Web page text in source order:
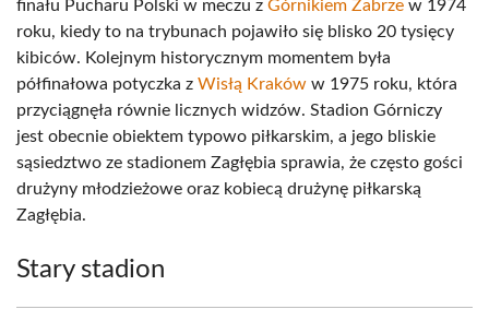
finału Pucharu Polski w meczu z Górnikiem Zabrze w 1974
roku, kiedy to na trybunach pojawiło się blisko 20 tysięcy
kibiców. Kolejnym historycznym momentem była
półfinałowa potyczka z Wisłą Kraków w 1975 roku, która
przyciągnęła równie licznych widzów. Stadion Górniczy
jest obecnie obiektem typowo piłkarskim, a jego bliskie
sąsiedztwo ze stadionem Zagłębia sprawia, że często gości
drużyny młodzieżowe oraz kobiecą drużynę piłkarską
Zagłębia.
Stary stadion